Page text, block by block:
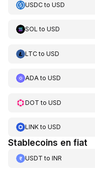
USDCto USD
SOL to USD
LTCto USD
ADAto USD
DOT to USD
LINKto USD
Stablecoins en fiat
USDT to INR